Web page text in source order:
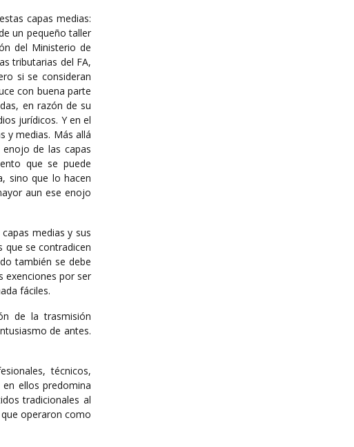
capas medias:
un pequeño taller
del Ministerio de
tributarias del FA,
si se consideran
con buena parte
en razón de su
jurídicos. Y en el
y medias. Más allá
de las capas
que se puede
sino que lo hacen
aun ese enojo
medias y sus
que se contradicen
también se debe
exenciones por ser
fáciles.
de la trasmisión
de antes.
técnicos,
ellos predomina
tradicionales al
operaron como